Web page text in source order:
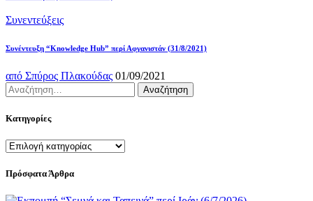
Συνεντεύξεις
Συνέντευξη “Knowledge Hub” περί Αφγανιστάν (31/8/2021)
από Σπύρος Πλακούδας 01/09/2021
Κατηγορίες
Πρόσφατα Άρθρα